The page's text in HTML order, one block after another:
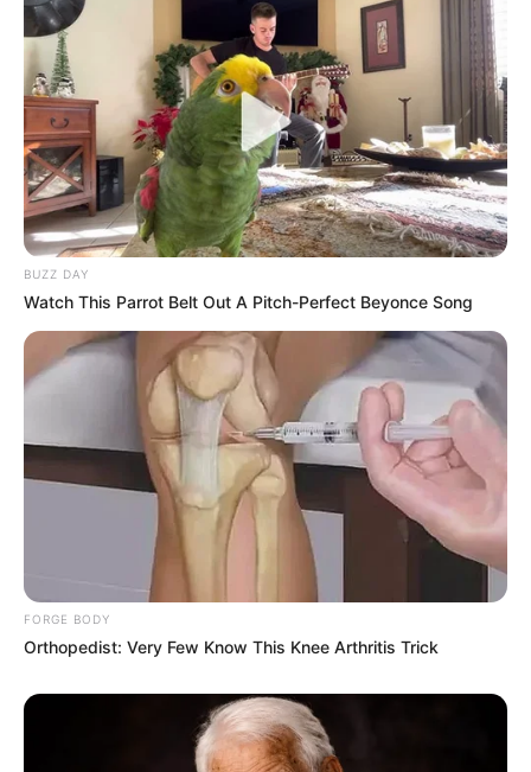
BUZZ DAY
Watch This Parrot Belt Out A Pitch-Perfect Beyonce Song
FORGE BODY
Orthopedist: Very Few Know This Knee Arthritis Trick